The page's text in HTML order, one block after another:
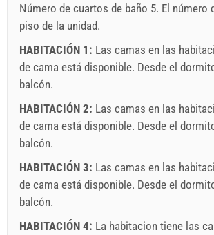
Términos y condiciones del
Si no desea reservar de inmediato y tiene
por favor, complete y haga clic en "Enviar
Número de cuartos de baño 5. El número
piso de la unidad.
HABITACIÓN 1: Las camas en las
de cama está disponible. Desde el
balcón.
HABITACIÓN 2: Las camas en las
de cama está disponible. Desde el
balcón.
HABITACIÓN 3: Las camas en las
de cama está disponible. Desde el
balcón.
HABITACIÓN 4: La habitacion tiene las